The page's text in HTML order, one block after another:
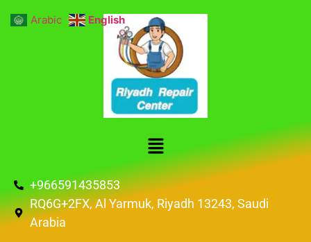
+966591435853
RQ6G+2FX, Al Yarmuk, Riyadh 13243, Saudi
Arabia
Arabic English